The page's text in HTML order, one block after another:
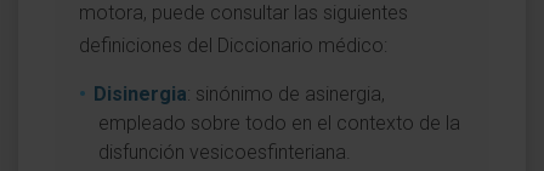
motora, puede consultar las siguientes
definiciones del Diccionario médico:
Disinergia: sinónimo de asinergia,
empleado sobre todo en el contexto de la
disfunción vesicoesfinteriana.